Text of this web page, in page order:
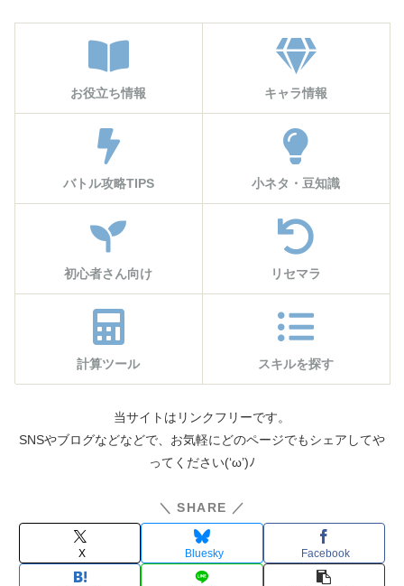
お役立ち情報 キャラ情報
バトル攻略TIPS 小ネタ・豆知識
初心者さん向け リセマラ
計算ツール スキルを探す
当サイトはリンクフリーです。
SNSやブログなどなどで、お気軽にどのページでもシェアしてや
ってください(‘ω’)ﾉ
＼ SHARE ／
X Bluesky Facebook